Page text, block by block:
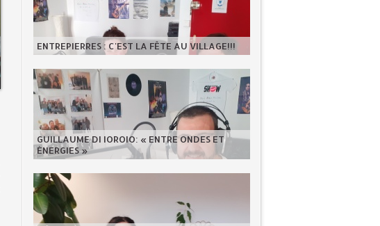
ENTREPIERRES : C'EST LA FÊTE AU VILLAGE!!!
GUILLAUME DI IOROIO: « ENTRE ONDES ET
ÉNERGIES »